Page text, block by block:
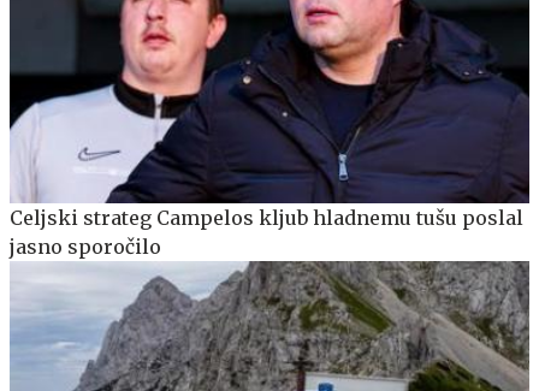
Celjski strateg Campelos kljub hladnemu tušu poslal
jasno sporočilo